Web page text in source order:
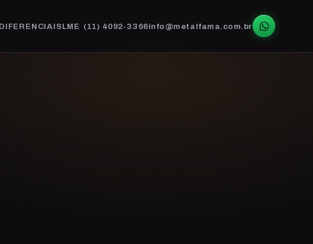
DIFERENCIAISLME (11) 4092-3366info@metalfama.com.br